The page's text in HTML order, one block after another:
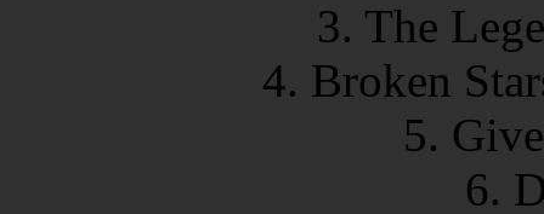
3. The
4. Broken
5.
6.